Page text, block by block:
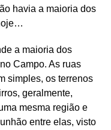
havia a maioria dos
a maioria dos
Campo. As ruas
simples, os terrenos
geralmente,
mesma região e
entre elas, visto